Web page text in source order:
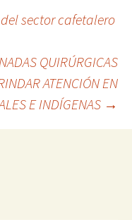
sector cafetalero
QUIRÚRGICAS
ATENCIÓN EN
E INDÍGENAS →